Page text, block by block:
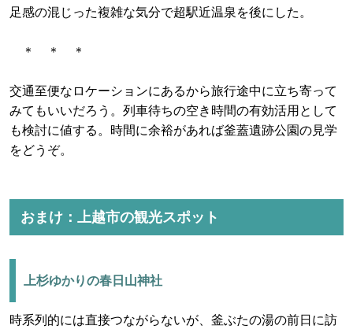
足感の混じった複雑な気分で超駅近温泉を後にした。
＊ ＊ ＊
交通至便なロケーションにあるから旅行途中に立ち寄って
みてもいいだろう。列車待ちの空き時間の有効活用として
も検討に値する。時間に余裕があれば釜蓋遺跡公園の見学
をどうぞ。
おまけ：上越市の観光スポット
上杉ゆかりの春日山神社
時系列的には直接つながらないが、釜ぶたの湯の前日に訪